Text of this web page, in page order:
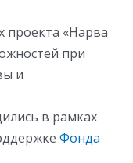
проекта «Нарва
при
и
в рамках
Фонда